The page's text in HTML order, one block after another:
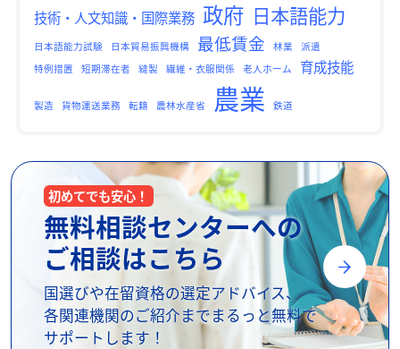
技術・人文知識・国際業務 政府 日本語能力
日本語能力試験 日本貿易振興機構 最低賃金 林業
派遣
特例措置
短期滞在者 縫製 繊維・衣服関係 老人ホーム 育成技能
製造 貨物運送業務 転籍 農林水産省 農業 鉄道
初めてでも安心！
無料相談センターへの
ご相談はこちら
国選びや在留資格の選定アドバイス、
各関連機関のご紹介までまるっと無料で
サポートします！